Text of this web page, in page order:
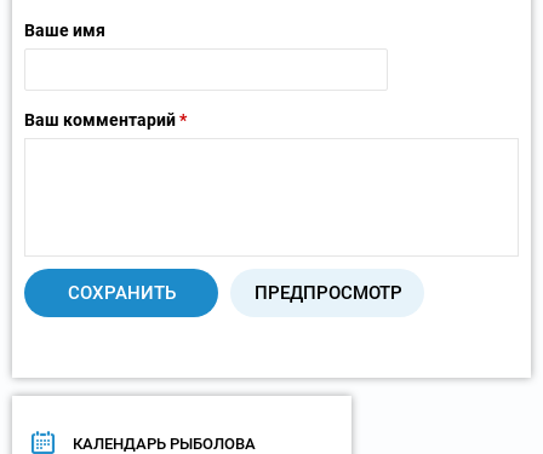
Ваше имя
Ваш комментарий*
КАЛЕНДАРЬ РЫБОЛОВА